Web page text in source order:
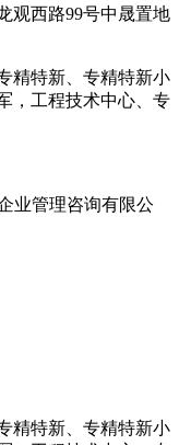
观西路99号中晟置地
业管理咨询有限公